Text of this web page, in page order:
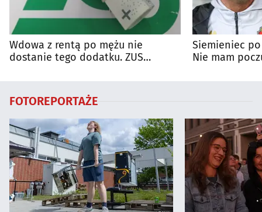
Wdowa z rentą po mężu nie
dostanie tego dodatku. ZUS
Siemieniec
Nie mam
FOTOREPORTAŻE